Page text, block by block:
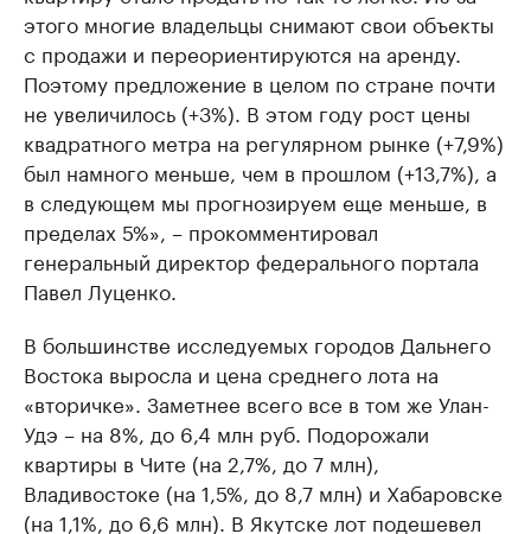
этого многие владельцы снимают свои объекты
с продажи и переориентируются на аренду.
Поэтому предложение в целом по стране почти
не увеличилось (+3%). В этом году рост цены
квадратного метра на регулярном рынке (+7,9%)
был намного меньше, чем в прошлом (+13,7%), а
в следующем мы прогнозируем еще меньше, в
пределах 5%», – прокомментировал
генеральный директор федерального портала
Павел Луценко.
В большинстве исследуемых городов Дальнего
Востока выросла и цена среднего лота на
«вторичке». Заметнее всего все в том же Улан-
Удэ – на 8%, до 6,4 млн руб. Подорожали
квартиры в Чите (на 2,7%, до 7 млн),
Владивостоке (на 1,5%, до 8,7 млн) и Хабаровске
(на 1,1%, до 6,6 млн). В Якутске лот подешевел